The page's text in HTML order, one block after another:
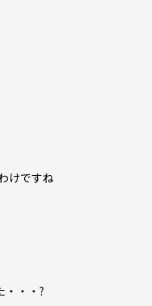
けですね
・・?